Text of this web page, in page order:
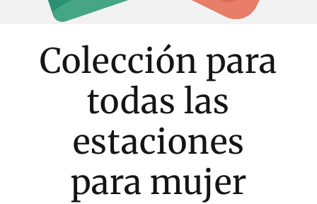
Colección para
todas las
estaciones
para mujer